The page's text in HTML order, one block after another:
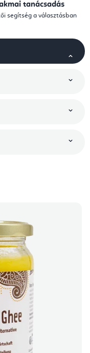
tanácsadás
segítség a választásban